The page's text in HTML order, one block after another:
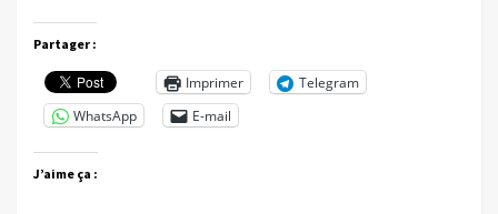
Partager :
Imprimer
Telegram
WhatsApp
E-mail
J’aime ça :